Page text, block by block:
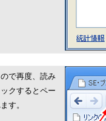
で再度、読み
クするとペー
す。